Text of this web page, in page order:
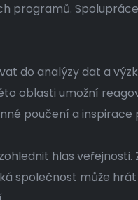
programů.
do analýzy dat a
oblasti umožní
poučení a
hlas
společnost může